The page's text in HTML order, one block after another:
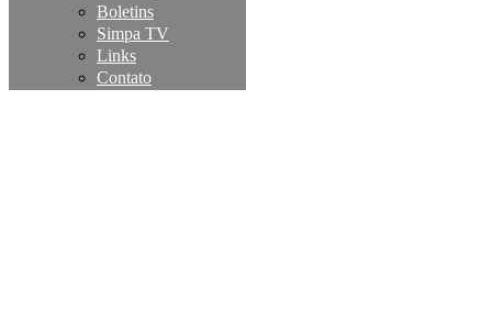
Boletins
Simpa TV
Links
Contato